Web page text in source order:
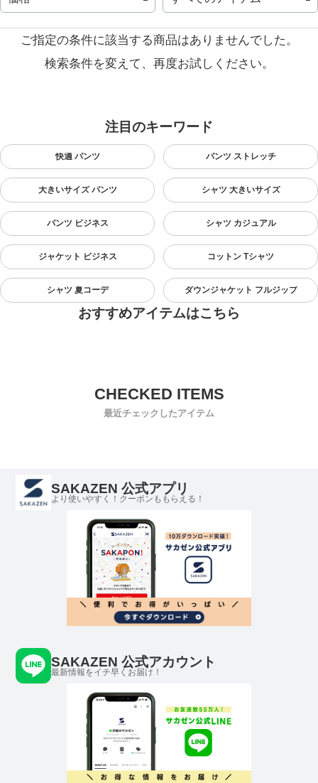
ご指定の条件に該当する商品はありませんでした。
検索条件を変えて、再度お試しください。
注目のキーワード
快適 パンツ パンツ ストレッチ
大きいサイズ パンツ シャツ 大きいサイズ
パンツ ビジネス シャツ カジュアル
ジャケット ビジネス コットン Tシャツ
シャツ 夏コーデ ダウンジャケット フルジップ
おすすめアイテムはこちら
最近チェックしたアイテム
SAKAZEN 公式アプリ
より使いやすく！クーポンももらえる！
SAKAZEN 公式アカウント
最新情報をイチ早くお届け！